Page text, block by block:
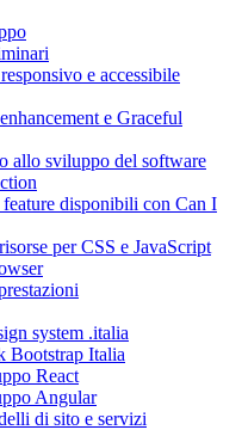
e accessibile
e Graceful
allo sviluppo del software
disponibili con Can I
per CSS e JavaScript
system .italia
Bootstrap Italia
React
Angular
di sito e servizi